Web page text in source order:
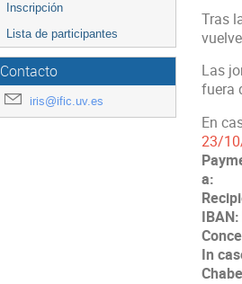
Inscripción
Lista de participantes
Contacto
iris@ific.uv.es
Tras
Las
fuera
En
23/
a:
In